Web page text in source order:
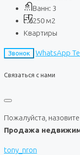
Ванн: 3
250 м2
Квартиры
Звонок WhatsApp
Связаться с нами
Пожалуйста,
Продажа
tony_nron